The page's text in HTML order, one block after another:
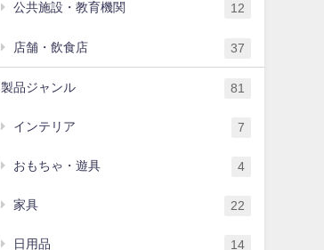
公共施設・教育機関 12
店舗・飲食店 37
製品ジャンル 81
インテリア 7
おもちゃ・遊具 4
家具 22
日用品 14